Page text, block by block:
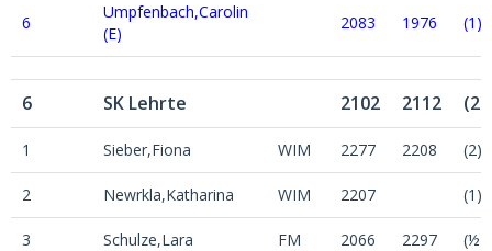
6
Umpfenbach,Carolin
(E)
2083 1976 (1)
6 SK Lehrte 2102 2112 (2)
1 Sieber,Fiona WIM 2277 2208 (2)
2 Newrkla,Katharina WIM 2207 (1)
3 Schulze,Lara FM 2066 2297 (½)